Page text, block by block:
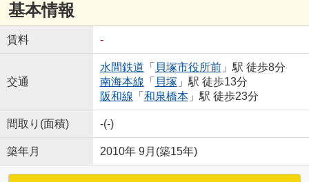
基本情報
賃料 -
交通
水間鉄道 「 貝塚市役所前」駅 徒歩8分
南海本線 「 貝塚 」駅 徒歩13分
阪和線 「 和泉橋本」駅 徒歩23分
間取り(面積) -(-)
築年月 2010年 9月(築15年)